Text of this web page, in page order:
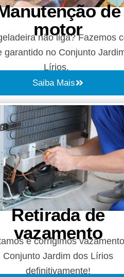
de
motor
não liga? Fazemos
garantido no Conjunto
Lírios.
Saiba Mais
Retirada de
vazamento​​
e corrigimos
Conjunto Jardim dos Lírios
definitivamente!